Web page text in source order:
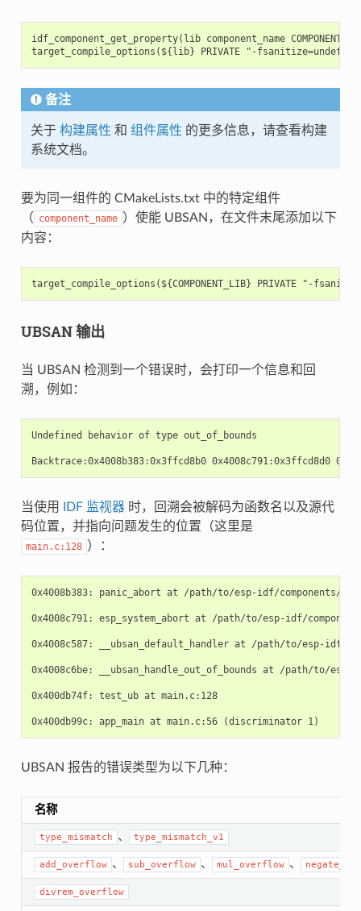
idf_component_get_property(lib component_name
备注
关于 构建属性 和 组件属性 的更多信息，请查看构建
系统文档。
要为同一组件的 CMakeLists.txt 中的特定组件
（
component_name ）使能 UBSAN，在文件末尾添加以下
内容：
UBSAN 输出
当 UBSAN 检测到一个错误时，会打印一个信息和回
溯，例如：
Undefined behavior of type out_of_bounds
当使用 IDF 监视器时，回溯会被解码为函数名以及源代
码位置，并指向问题发生的位置（这里是
main.c:128 ）：
0x4008b383: panic_abort at /path/to/esp-idf/components/
0x4008c791: esp_system_abort at /path/to/esp-idf/
0x4008c587: __ubsan_default_handler at /path/to/esp-idf/
0x4008c6be: __ubsan_handle_out_of_bounds at /path/to/esp-
0x400db74f: test_ub at main.c:128
UBSAN 报告的错误类型为以下几种：
名称
type_mismatch 、 type_mismatch_v1
add_overflow 、 sub_overflow 、 mul_overflow 、
divrem_overflow